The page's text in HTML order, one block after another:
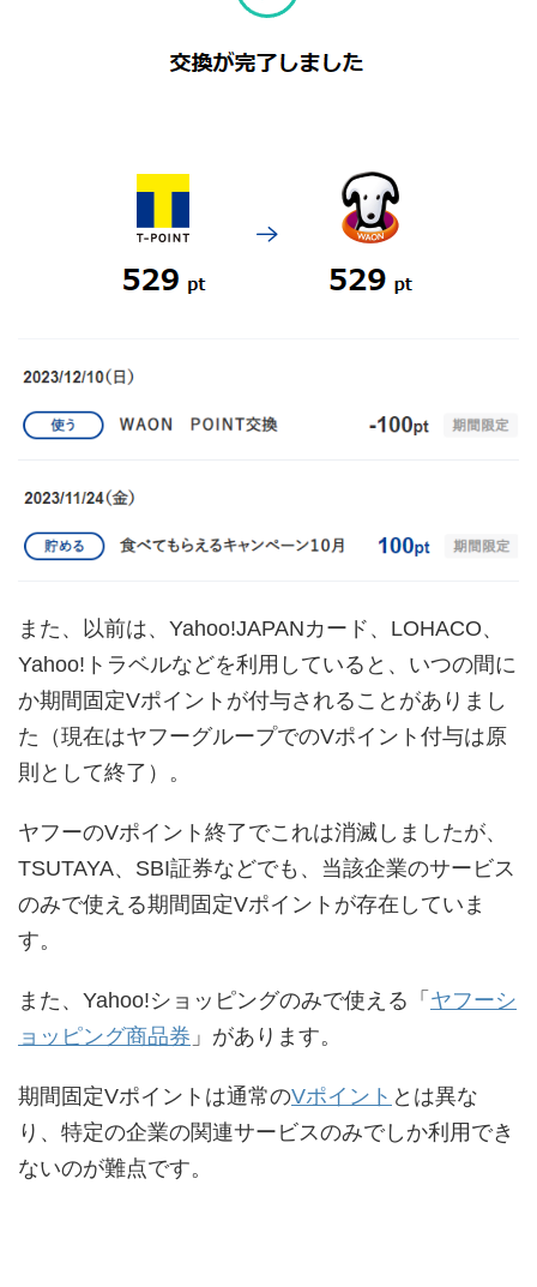
また、以前は、Yahoo!JAPANカード、LOHACO、
Yahoo!トラベルなどを利用していると、いつの間に
か期間固定Vポイントが付与されることがありまし
た（現在はヤフーグループでのVポイント付与は原
則として終了）。
ヤフーのVポイント終了でこれは消滅しましたが、
TSUTAYA、SBI証券などでも、当該企業のサービス
のみで使える期間固定Vポイントが存在していま
す。
また、Yahoo!ショッピングのみで使える「 ヤフーシ
ョッピング商品券 」があります。
期間固定Vポイントは通常のVポイント とは異な
り、特定の企業の関連サービスのみでしか利用でき
ないのが難点です。